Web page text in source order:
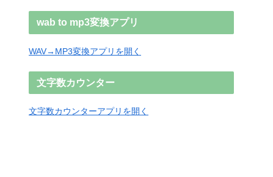
wab to mp3変換アプリ
WAV→MP3変換アプリを開く
文字数カウンター
文字数カウンターアプリを開く